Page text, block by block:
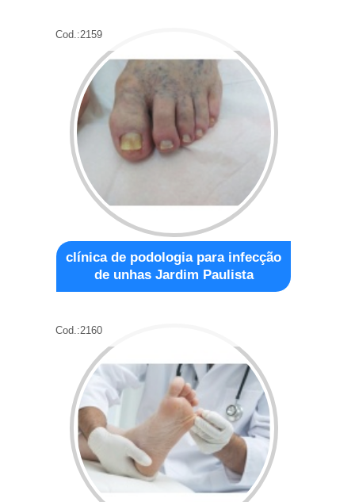
Cod.:2159
clínica de podologia para infecção
de unhas Jardim Paulista
Cod.:2160